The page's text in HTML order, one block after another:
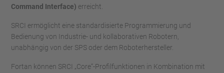
Command Interface) erreicht.
SRCI ermöglicht eine standardisierte Programmierung und
Bedienung von Industrie- und kollaborativen Robotern,
unabhängig von der SPS oder dem Roboterhersteller.
Fortan können SRCI „Core“-Profilfunktionen in Kombination mit